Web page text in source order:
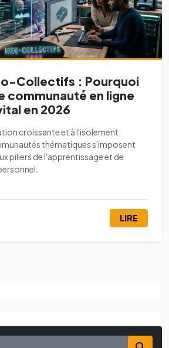
Collectifs : Pourquoi
communauté en ligne
en 2026
croissante et à l'isolement
thématiques s'imposent
piliers de l'apprentissage et de
LIRE